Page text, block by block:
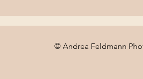
Heimberg
© Andrea Feldmann